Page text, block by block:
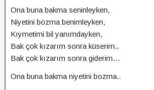
Ona buna bakma seninleyken,
Niyetini bozma benimleyken,
Kıymetimi bil yanımdayken,
Bak çok kızarım sonra küserim..
Bak çok kızarım sonra giderim…
Ona buna bakma niyetini bozma..